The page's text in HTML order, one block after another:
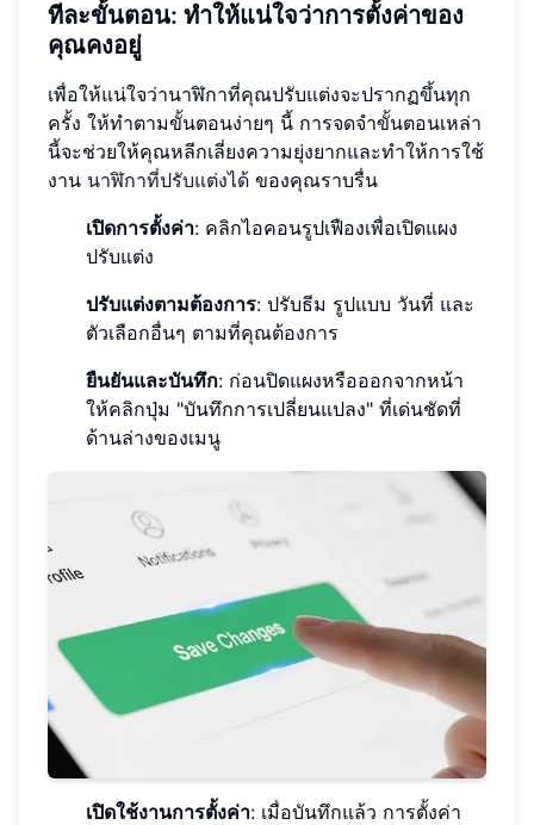
ทีละขั้นตอน: ทำให้แน่ใจว่าการตั้งค่าของ
คุณคงอยู่
เพื่อให้แน่ใจว่านาฬิกาที่คุณปรับแต่งจะปรากฏขึ้นทุก
ครั้ง ให้ทำตามขั้นตอนง่ายๆ นี้ การจดจำขั้นตอนเหล่า
นี้จะช่วยให้คุณหลีกเลี่ยงความยุ่งยากและทำให้การใช้
งาน นาฬิกาที่ปรับแต่งได้ ของคุณราบรื่น
เปิดการตั้งค่า: คลิกไอคอนรูปเฟืองเพื่อเปิดแผง
ปรับแต่ง
ปรับแต่งตามต้องการ: ปรับธีม รูปแบบ วันที่ และ
ตัวเลือกอื่นๆ ตามที่คุณต้องการ
ยืนยันและบันทึก: ก่อนปิดแผงหรือออกจากหน้า
ให้คลิกปุ่ม "บันทึกการเปลี่ยนแปลง" ที่เด่นชัดที่
ด้านล่างของเมนู
เปิดใช้งานการตั้งค่า: เมื่อบันทึกแล้ว การตั้งค่า